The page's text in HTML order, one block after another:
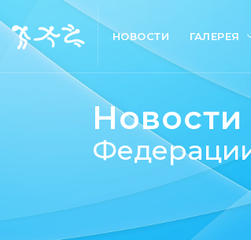
НОВОСТИ ГАЛЕРЕЯ
Новости